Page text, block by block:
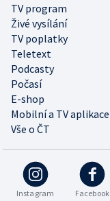
TV program
Živé vysílání
TV poplatky
Teletext
Podcasty
Počasí
E-shop
Mobilní a TV aplikace
Vše o ČT
Instagram Facebook